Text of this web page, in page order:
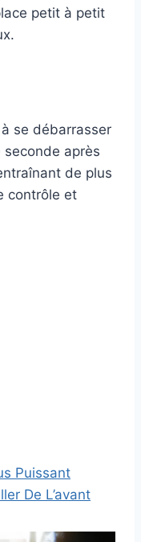
petit à petit
se débarrasser
après
de plus
contrôle et
Puissant
De L’avant